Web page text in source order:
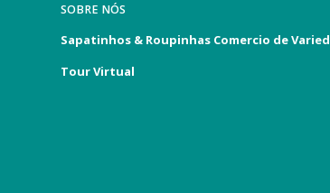
SOBRE NÓS
Sapatinhos & Roupinhas Comercio de
Tour Virtual